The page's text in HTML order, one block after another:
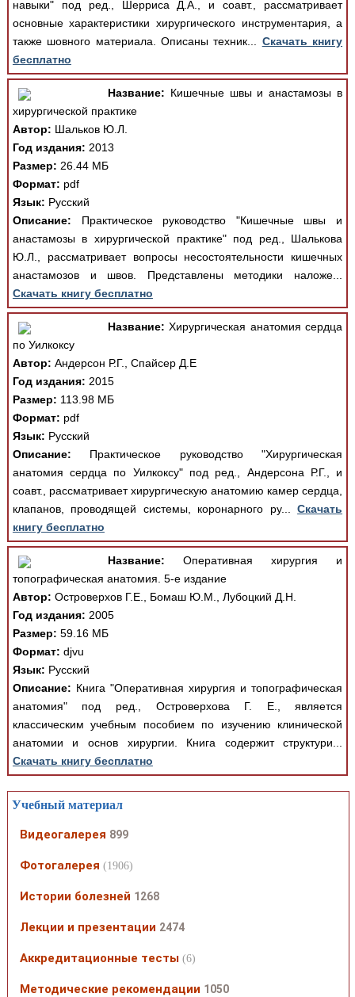
навыки" под ред., Шерриса Д.А., и соавт., рассматривает
основные характеристики хирургического инструментария, а
также шовного материала. Описаны техник... Скачать книгу
бесплатно
Название: Кишечные швы и анастамозы в
хирургической практике
Автор: Шальков Ю.Л.
Год издания: 2013
Размер: 26.44 МБ
Формат: pdf
Язык: Русский
Описание: Практическое руководство "Кишечные швы и
анастамозы в хирургической практике" под ред., Шалькова
Ю.Л., рассматривает вопросы несостоятельности кишечных
анастамозов и швов. Представлены методики наложе...
Скачать книгу бесплатно
Название: Хирургическая анатомия сердца
по Уилкоксу
Автор: Андерсон Р.Г., Спайсер Д.Е
Год издания: 2015
Размер: 113.98 МБ
Формат: pdf
Язык: Русский
Описание: Практическое руководство "Хирургическая
анатомия сердца по Уилкоксу" под ред., Андерсона Р.Г., и
соавт., рассматривает хирургическую анатомию камер сердца,
клапанов, проводящей системы, коронарного ру...Скачать
книгу бесплатно
Название: Оперативная хирургия и
топографическая анатомия. 5-е издание
Автор: Островерхов Г.Е., Бомаш Ю.М., Лубоцкий Д.Н.
Год издания: 2005
Размер: 59.16 МБ
Формат: djvu
Язык: Русский
Описание: Книга "Оперативная хирургия и топографическая
анатомия" под ред., Островерхова Г. Е., является
классическим учебным пособием по изучению клинической
анатомии и основ хирургии. Книга содержит структури...
Скачать книгу бесплатно
Учебный материал
Видеогалерея 899
Фотогалерея (1906)
Истории болезней 1268
Лекции и презентации 2474
Аккредитационные тесты (6)
Методические рекомендации 1050